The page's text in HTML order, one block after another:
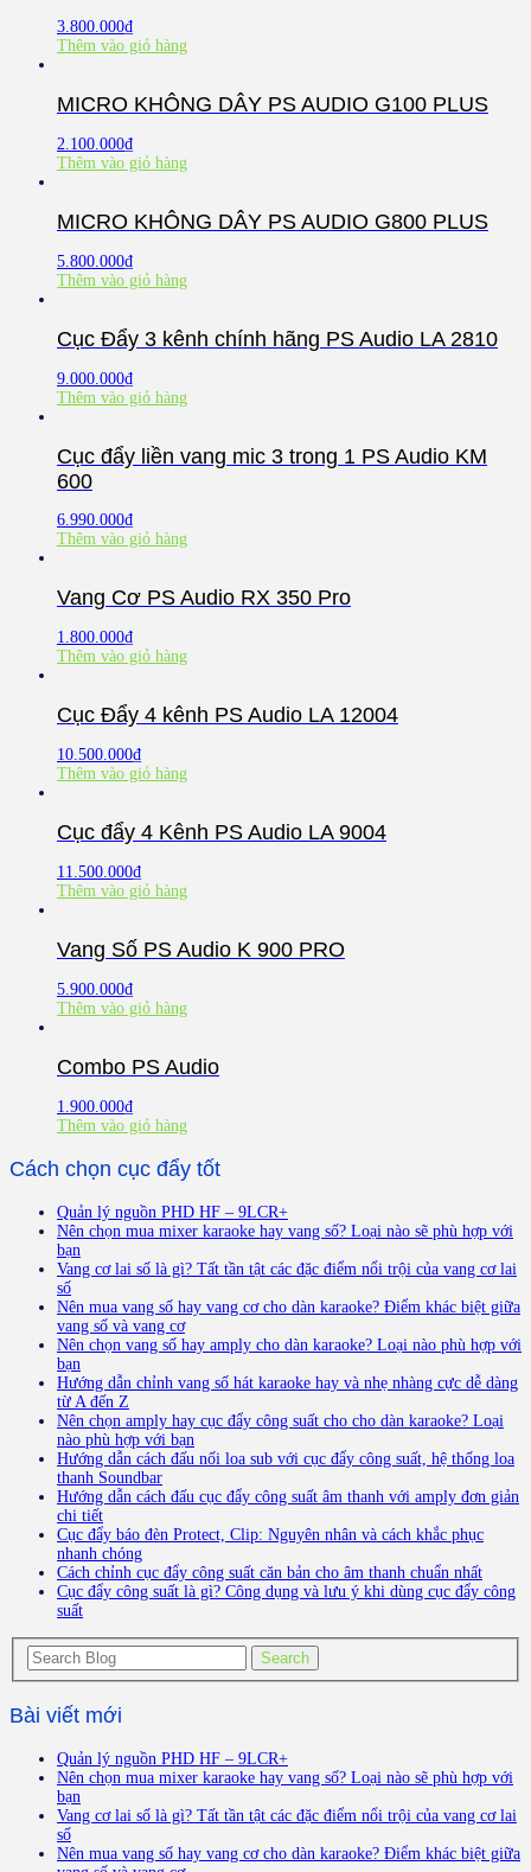
3.800.000₫
Thêm vào giỏ hàng
MICRO KHÔNG DÂY PS AUDIO G100 PLUS
2.100.000₫
Thêm vào giỏ hàng
MICRO KHÔNG DÂY PS AUDIO G800 PLUS
5.800.000₫
Thêm vào giỏ hàng
Cục Đẩy 3 kênh chính hãng PS Audio LA 2810
9.000.000₫
Thêm vào giỏ hàng
Cục đẩy liền vang mic 3 trong 1 PS Audio KM
600
6.990.000₫
Thêm vào giỏ hàng
Vang Cơ PS Audio RX 350 Pro
1.800.000₫
Thêm vào giỏ hàng
Cục Đẩy 4 kênh PS Audio LA 12004
10.500.000₫
Thêm vào giỏ hàng
Cục đẩy 4 Kênh PS Audio LA 9004
11.500.000₫
Thêm vào giỏ hàng
Vang Số PS Audio K 900 PRO
5.900.000₫
Thêm vào giỏ hàng
Combo PS Audio
1.900.000₫
Thêm vào giỏ hàng
Cách chọn cục đẩy tốt
Quản lý nguồn PHD HF – 9LCR+
Nên chọn mua mixer karaoke hay vang số? Loại nào sẽ phù hợp với
bạn
Vang cơ lai số là gì? Tất tần tật các đặc điểm nổi trội của vang cơ lai
số
Nên mua vang số hay vang cơ cho dàn karaoke? Điểm khác biệt giữa
vang số và vang cơ
Nên chọn vang số hay amply cho dàn karaoke? Loại nào phù hợp với
bạn
Hướng dẫn chỉnh vang số hát karaoke hay và nhẹ nhàng cực dễ dàng
từ A đến Z
Nên chọn amply hay cục đẩy công suất cho cho dàn karaoke? Loại
nào phù hợp với bạn
Hướng dẫn cách đấu nối loa sub với cục đẩy công suất, hệ thống loa
thanh Soundbar
Hướng dẫn cách đấu cục đẩy công suất âm thanh với amply đơn giản
chi tiết
Cục đẩy báo đèn Protect, Clip: Nguyên nhân và cách khắc phục
nhanh chóng
Cách chỉnh cục đẩy công suất căn bản cho âm thanh chuẩn nhất
Cục đẩy công suất là gì? Công dụng và lưu ý khi dùng cục đẩy công
suất
Bài viết mới
Quản lý nguồn PHD HF – 9LCR+
Nên chọn mua mixer karaoke hay vang số? Loại nào sẽ phù hợp với
bạn
Vang cơ lai số là gì? Tất tần tật các đặc điểm nổi trội của vang cơ lai
số
Nên mua vang số hay vang cơ cho dàn karaoke? Điểm khác biệt giữa